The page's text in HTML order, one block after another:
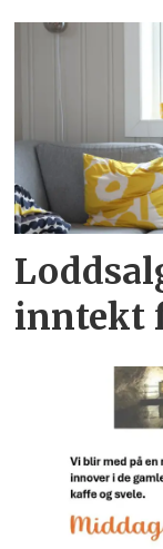
inntekt